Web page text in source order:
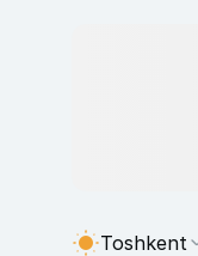
Toshkent